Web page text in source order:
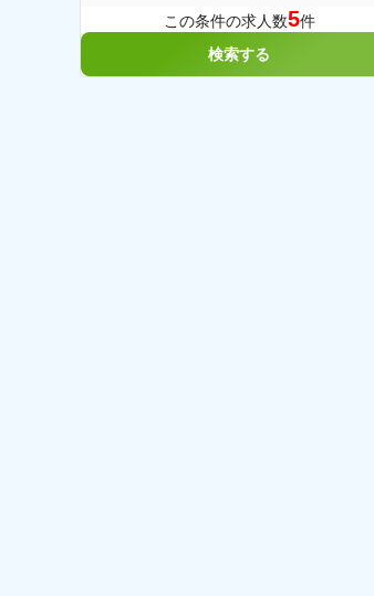
この条件の求人数5件
検索する